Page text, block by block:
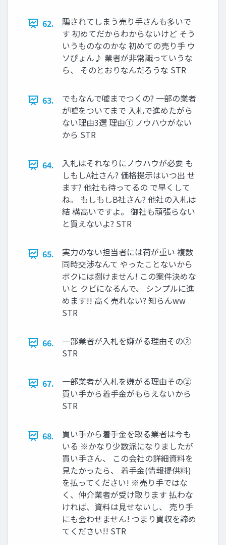
62.
騙されてしまう売り手さんも多いで
す 初めてだからわからないけど そう
いうものなのかな 初めての売り手 ウ
ソぴょん♪ 業者が非常識っていうな
ら、 そのとおりなんだろうな STR
63.
でもなんで嘘までつくの? 一部の業者
が嘘をついてまで 入札で進めたがら
ない理由3選 理由① ノウハウがない
から STR
64.
入札はそれなりにノウハウが必要 も
しもしA社さん? 価格提示はいつ出 せ
ます? 他社も待ってるの で早くして
ね。 もしもしB社さん? 他社の入札は
結 構高いですよ。 御社も頑張らない
と買えないよ? STR
65.
実力のない担当者には荷が重い 複数
同時交渉なんて やったことないから
ボクには捌けません! この案件決めな
いと クビになるんで、 シンプルに進
めます!! 高く売れない? 知らんww
STR
66.
一部業者が入札を嫌がる理由その②
STR
67.
一部業者が入札を嫌がる理由その②
買い手から着手金がもらえないから
STR
68.
買い手から着手金を取る業者は今も
いる ※かなり少数派になりましたが
買い手さん、 この会社の詳細資料を
見たかったら、 着手金(情報提供料)
を払ってください! ※売り手ではな
く、仲介業者が受け取ります 払わな
ければ、資料は見せないし、 売り手
にも会わせません! つまり買収を諦め
てください!! STR